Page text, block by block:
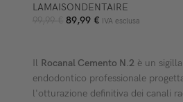
LAMAISONDENTAIRE
99,99€ 89,99 € IVA esclusa
Il Rocanal Cemento N.2è un
endodontico professionale
l'otturazione definitiva dei canali